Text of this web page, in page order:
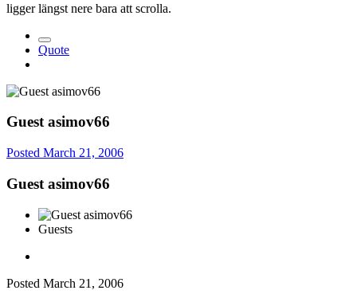
ligger längst nere bara att scrolla.
Quote
Guest asimov66
Posted March 21, 2006
Guest asimov66
Guests
Posted March 21, 2006